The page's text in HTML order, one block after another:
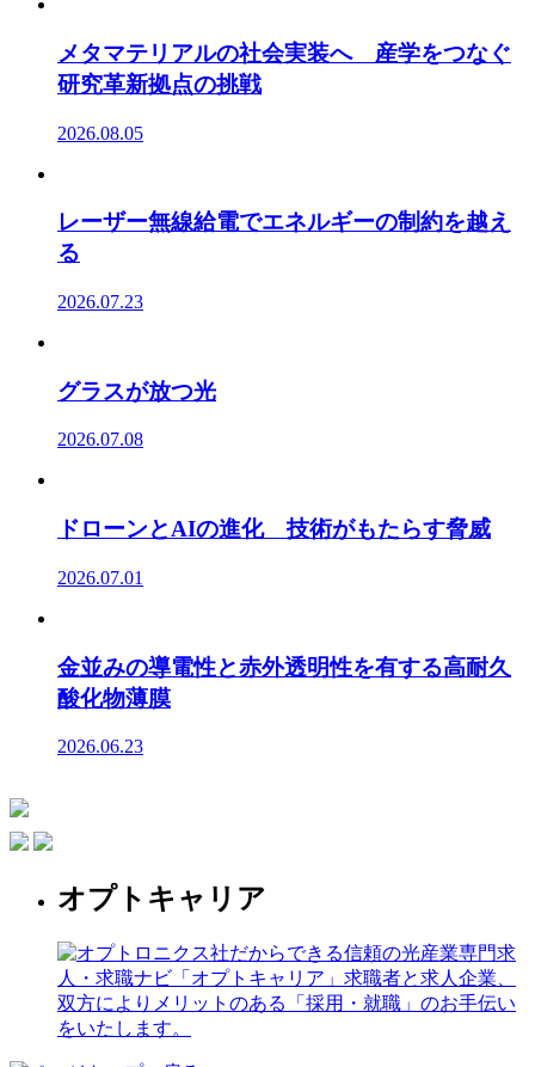
メタマテリアルの社会実装へ 産学をつなぐ
研究革新拠点の挑戦
2026.08.05
レーザー無線給電でエネルギーの制約を越え
る
2026.07.23
グラスが放つ光
2026.07.08
ドローンとAIの進化 技術がもたらす脅威
2026.07.01
金並みの導電性と赤外透明性を有する高耐久
酸化物薄膜
2026.06.23
オプトキャリア